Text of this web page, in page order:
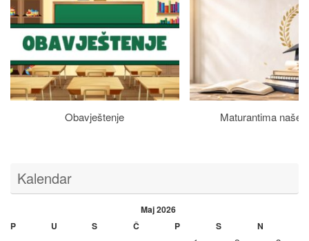
Obavještenje Maturantima naše
Kalendar
Maj 2026
P
U S Č P S N